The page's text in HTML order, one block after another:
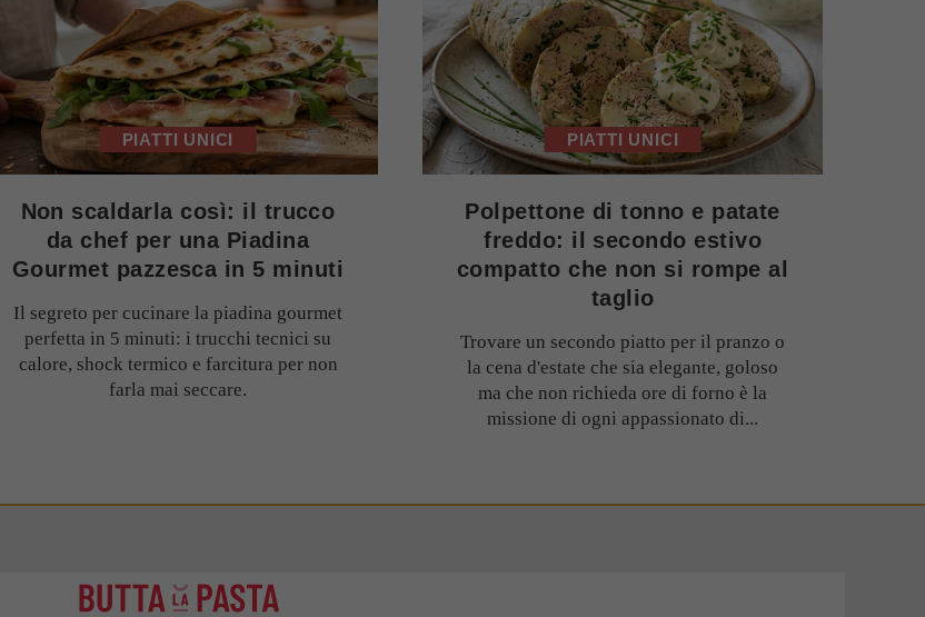
PIATTI UNICI
Non scaldarla così: il trucco
da chef per una Piadina
Gourmet pazzesca in 5 minuti
Il segreto per cucinare la piadina gourmet
perfetta in 5 minuti: i trucchi tecnici su
calore, shock termico e farcitura per non
farla mai seccare.
PIATTI UNICI
Polpettone di tonno e patate
freddo: il secondo estivo
compatto che non si rompe al
taglio
Trovare un secondo piatto per il pranzo o
la cena d'estate che sia elegante, goloso
ma che non richieda ore di forno è la
missione di ogni appassionato di...